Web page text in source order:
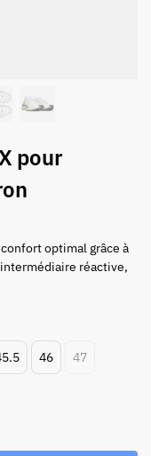
pour
optimal grâce à
réactive,
46 47